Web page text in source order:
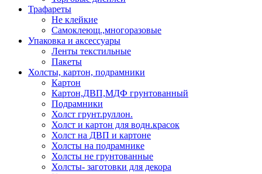
Трафареты
Не клейкие
Самоклеющ.,многоразовые
Упаковка и аксессуары
Ленты текстильные
Пакеты
Холсты, картон, подрамники
Картон
Картон,ДВП,МДФ грунтованный
Подрамники
Холст грунт.руллон.
Холст и картон для водн.красок
Холст на ДВП и картоне
Холсты на подрамнике
Холсты не грунтованные
Холсты- заготовки для декора